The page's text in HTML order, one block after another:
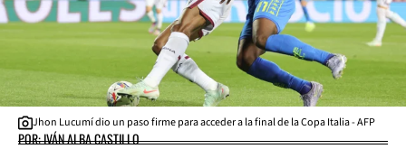
Jhon Lucumí dio un paso firme para acceder a la final de la Copa Italia - AFP
POR: IVÁN ALBA CASTILLO